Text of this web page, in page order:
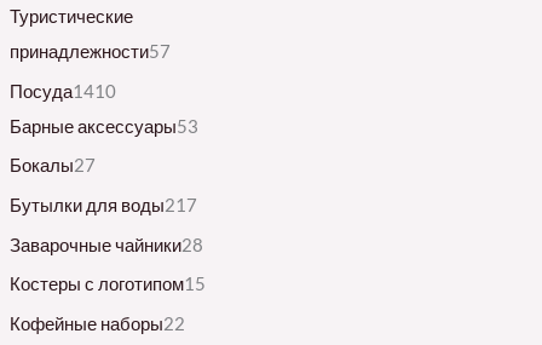
Туристические
принадлежности57
Посуда1410
Барные аксессуары53
Бокалы27
Бутылки для воды217
Заварочные чайники28
Костеры с логотипом15
Кофейные наборы22